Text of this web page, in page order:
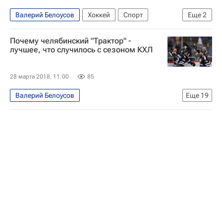
Еще2
Валерий Белоусов Хоккей
Спорт
Трактор
Денис Зернов
Почему челябинский "Трактор" -
лучшее, что случилось с сезоном КХЛ
28 марта 2018, 11:00 85
Еще 19
Валерий Белоусов
Блог редакции РИА Новости Спорт
Хоккей